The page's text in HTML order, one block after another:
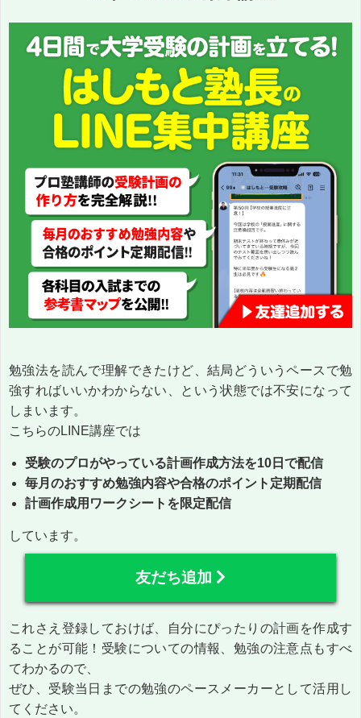
勉強法を読んで理解できたけど、結局どういうペースで勉
強すればいいかわからない、という状態では不安になって
しまいます。
こちらのLINE講座では
受験のプロがやっている計画作成方法を10日で配信
毎月のおすすめ勉強内容や合格のポイント定期配信
計画作成用ワークシートを限定配信
しています。
友だち追加
これさえ登録しておけば、自分にぴったりの計画を作成す
ることが可能！受験についての情報、勉強の注意点もすべ
てわかるので、
ぜひ、受験当日までの勉強のペースメーカーとして活用し
てください。